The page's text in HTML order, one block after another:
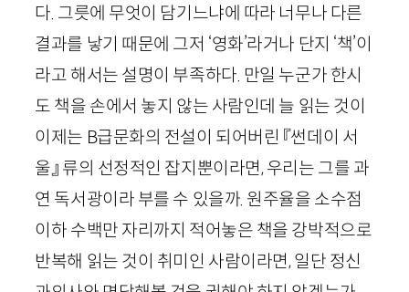
다. 그릇에 무엇이 담기느냐에 따라 너무나 다른
결과를 낳기 때문에 그저 ‘영화’라거나 단지 ‘책’이
라고 해서는 설명이 부족하다. 만일 누군가 한시
도 책을 손에서 놓지 않는 사람인데 늘 읽는 것이
이제는 B급문화의 전설이 되어버린 『썬데이 서
울』 류의 선정적인 잡지뿐이라면, 우리는 그를 과
연 독서광이라 부를 수 있을까. 원주율을 소수점
이하 수백만 자리까지 적어놓은 책을 강박적으로
반복해 읽는 것이 취미인 사람이라면, 일단 정신